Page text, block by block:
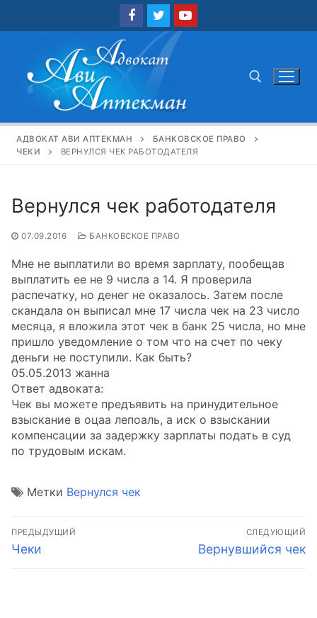
Найти:
АДВОКАТ АВИ АПТЕКМАН
БАНКОВСКОЕ ПРАВО
ЧЕКИ
ВЕРНУЛСЯ ЧЕК РАБОТОДАТЕЛЯ
Вернулся чек работодателя
07.09.2016 БАНКОВСКОЕ ПРАВО
Мне не выплатили во время зарплату, пообещав
выплатить ее не 9 числа а 14. Я проверила
распечатку, но денег не оказалось. Затем после
скандала он выписал мне 17 числа чек на 23 число
месяца, я вложила этот чек в банк 25 числа, но мне
пришло уведомление о том что на счет по чеку
деньги не поступили. Как быть?
05.05.2013 жанна
Ответ адвоката:
Чек вы можете предъявить на принудительное
взыскание в оцаа лепоаль, а иск о взыскании
компенсации за задержку зарплаты подать в суд
по трудовым искам.
Метки Вернулся чек
Навигация
по
ПРЕДЫДУЩИЙ
Предыдущая
Чеки
СЛЕДУЮЩИЙ
Следующая
Вернувшийся чек